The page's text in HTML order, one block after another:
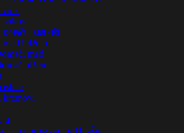
vina
sokovi
kolači i slatkiši
i džem
med
džem
kremovi
i proizvodi od brašna